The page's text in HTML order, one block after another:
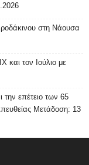
στη Νάουσα
και τον Ιούλιο με
επέτειο των 65
Μετάδοση: 13